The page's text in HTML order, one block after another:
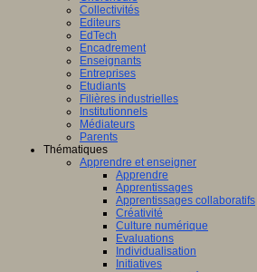
Collectivités
Editeurs
EdTech
Encadrement
Enseignants
Entreprises
Etudiants
Filières industrielles
Institutionnels
Médiateurs
Parents
Thématiques
Apprendre et enseigner
Apprendre
Apprentissages
Apprentissages collaboratifs
Créativité
Culture numérique
Evaluations
Individualisation
Initiatives